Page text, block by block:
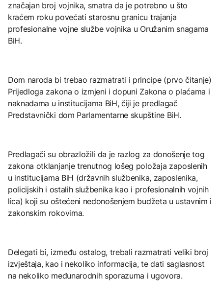
značajan broj vojnika, smatra da je potrebno u što
kraćem roku povećati starosnu granicu trajanja
profesionalne vojne službe vojnika u Oružanim snagama
BiH.
Dom naroda bi trebao razmatrati i principe (prvo čitanje)
Prijedloga zakona o izmjeni i dopuni Zakona o plaćama i
naknadama u institucijama BiH, čiji je predlagač
Predstavnički dom Parlamentarne skupštine BiH.
Predlagači su obrazložili da je razlog za donošenje tog
zakona otklanjanje trenutnog lošeg položaja zaposlenih
u institucijama BiH (državnih službenika, zaposlenika,
policijskih i ostalih službenika kao i profesionalnih vojnih
lica) koji su oštećeni nedonošenjem budžeta u ustavnim i
zakonskim rokovima.
Delegati bi, između ostalog, trebali razmatrati veliki broj
izvještaja, kao i nekoliko informacija, te dati saglasnost
na nekoliko međunarodnih sporazuma i ugovora.